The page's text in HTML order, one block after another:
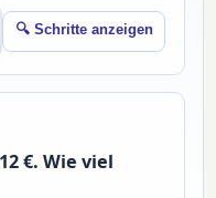
🔍 Schritte anzeigen
€. Wie viel